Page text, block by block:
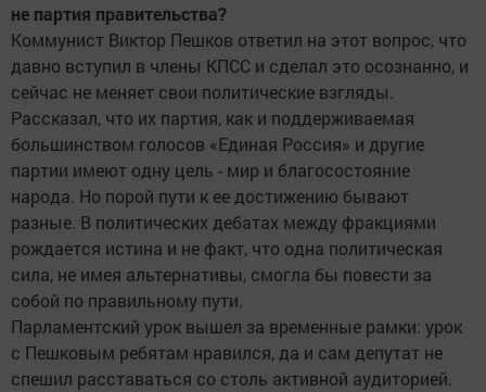
не партия правительства?
Коммунист Виктор Пешков ответил на этот вопрос, что
давно вступил в члены КПСС и сделал это осознанно, и
сейчас не меняет свои политические взгляды.
Рассказал, что их партия, как и поддерживаемая
большинством голосов «Единая Россия» и другие
партии имеют одну цель - мир и благосостояние
народа. Но порой пути к ее достижению бывают
разные. В политических дебатах между фракциями
рождается истина и не факт, что одна политическая
сила, не имея альтернативы, смогла бы повести за
собой по правильному пути.
Парламентский урок вышел за временные рамки: урок
с Пешковым ребятам нравился, да и сам депутат не
спешил расставаться со столь активной аудиторией.